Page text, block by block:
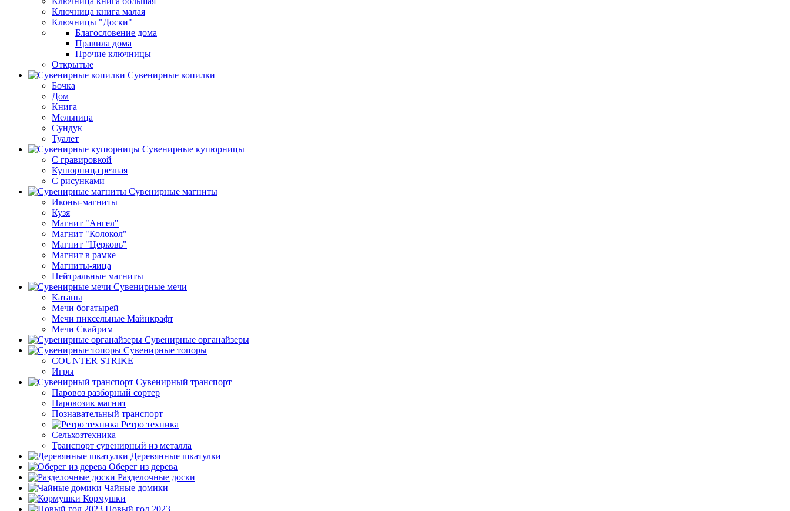
Ключница книга малая
Ключницы "Доски"
Благословение дома
Правила дома
Прочие ключницы
Открытые
Сувенирные копилки
Бочка
Дом
Книга
Мельница
Сундук
Туалет
Сувенирные купюрницы
C гравировкой
Купюрница резная
С рисунками
Сувенирные магниты
Иконы-магниты
Кузя
Магнит "Ангел"
Магнит "Колокол"
Магнит "Церковь"
Магнит в рамке
Магниты-яица
Нейтральные магниты
Сувенирные мечи
Катаны
Мечи богатырей
Мечи пиксельные Майнкрафт
Мечи Скайрим
Сувенирные органайзеры
Сувенирные топоры
COUNTER STRIKE
Игры
Сувенирный транспорт
Паровоз разборный сортер
Паровозик магнит
Познавательный транспорт
Ретро техника
Сельхозтехника
Транспорт сувенирный из металла
Деревянные шкатулки
Оберег из дерева
Разделочные доски
Чайные домики
Кормушки
Новый год 2023